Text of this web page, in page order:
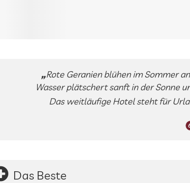
Rote Geranien blühen im Sommer
Wasser plätschert sanft in der Sonne
Das weitläufige Hotel steht für
Das Beste